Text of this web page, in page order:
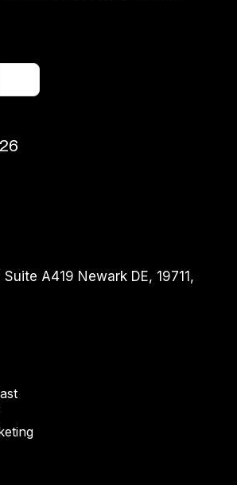
Suite A419 Newark DE, 19711,